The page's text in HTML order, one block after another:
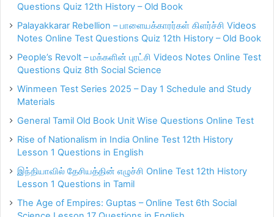
Questions Quiz 12th History – Old Book
Palayakkarar Rebellion – பாளையக்காரர்கள் கிளர்ச்சி Videos
Notes Online Test Questions Quiz 12th History – Old Book
People’s Revolt – மக்களின் புரட்சி Videos Notes Online Test
Questions Quiz 8th Social Science
Winmeen Test Series 2025 – Day 1 Schedule and Study
Materials
General Tamil Old Book Unit Wise Questions Online Test
Rise of Nationalism in India Online Test 12th History
Lesson 1 Questions in English
இந்தியாவில் தேசியத்தின் எழுச்சி Online Test 12th History
Lesson 1 Questions in Tamil
The Age of Empires: Guptas – Online Test 6th Social